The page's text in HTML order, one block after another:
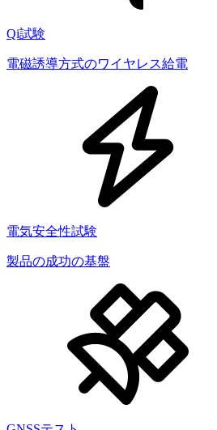
Qi試験
電磁誘導方式のワイヤレス給電
電気安全性試験
製品の成功の基盤